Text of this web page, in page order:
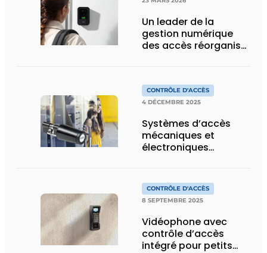
Un leader de la
gestion numérique
des accès réorganise
CONTRÔLE D'ACCÈS
4 DÉCEMBRE 2025
Systèmes d’accès
mécaniques et
électroniques
CONTRÔLE D'ACCÈS
8 SEPTEMBRE 2025
Vidéophone avec
contrôle d’accès
intégré pour petits